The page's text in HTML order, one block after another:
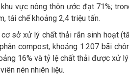
vực nông thôn ước đạt 71%;
tái chế khoảng 2,4 triệu tấn.
cơ sở xử lý chất thải rắn sinh hoạt
compost, khoảng 1.207 bãi
16% và tỷ lệ chất thải được xử
nén nhiên liệu.